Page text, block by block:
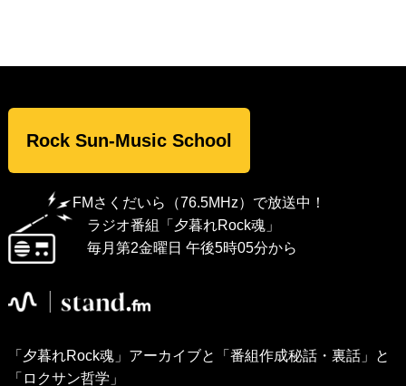
Rock Sun-Music School
FMさくだいら（76.5MHz）で放送中！
ラジオ番組「夕暮れRock魂」
毎月第2金曜日 午後5時05分から
「夕暮れRock魂」アーカイブと「番組作成秘話・裏話」と
「ロクサン哲学」